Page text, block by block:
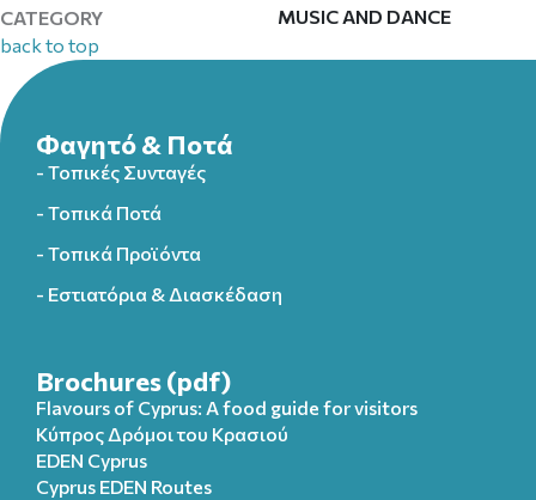
CATEGORY
MUSIC AND DANCE
back to top
Φαγητό & Ποτά
- Τοπικές Συνταγές
- Τοπικά Ποτά
- Τοπικά Προϊόντα
- Εστιατόρια & Διασκέδαση
Brochures (pdf)
Flavours of Cyprus: A food guide for visitors
Κύπρος Δρόμοι του Κρασιού
EDEN Cyprus
Cyprus EDEN Routes